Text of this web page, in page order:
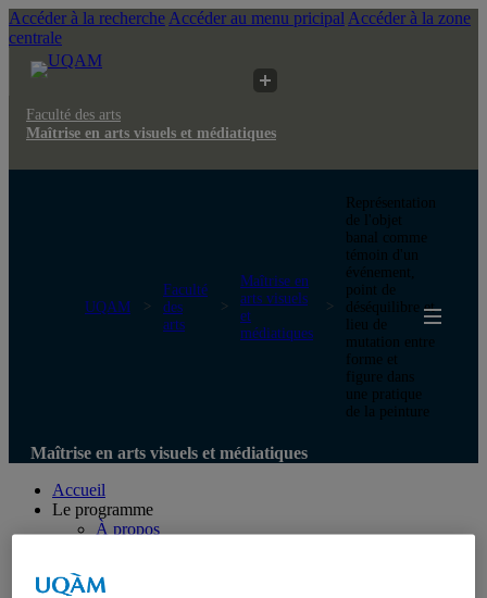
Accéder à la recherche Accéder au menu pricipal Accéder à la zone
centrale
Faculté des arts
Maîtrise en arts visuels et médiatiques
UQAM
Faculté
des
arts
Maîtrise en
arts visuels
et
médiatiques
Représentation
de l'objet
banal comme
témoin d'un
événement,
point de
déséquilibre et
lieu de
mutation entre
forme et
figure dans
une pratique
de la peinture
Maîtrise en arts visuels et médiatiques
Accueil
Le programme
À propos
Profils